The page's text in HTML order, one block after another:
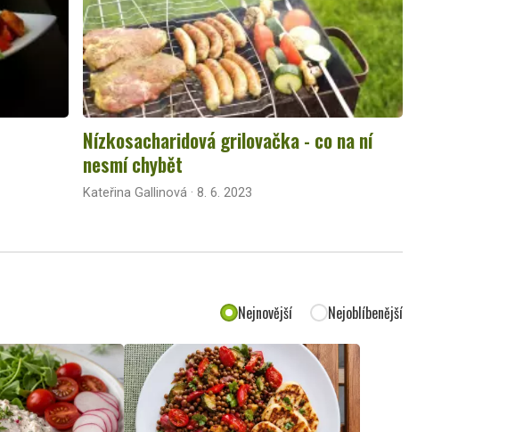
Nízkosacharidová grilovačka - co na ní
nesmí chybět
Kateřina Gallinová · 8. 6. 2023
Nejnovější Nejoblíbenější